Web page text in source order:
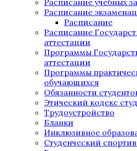
Расписание учебных
Расписание
Расписание
Расписание
аттестации
Программы
аттестации
Программы
обучающихся
Обязанности
Этический кодекс
Трудоустройство
Бланки
Инклюзивное
Студенческий